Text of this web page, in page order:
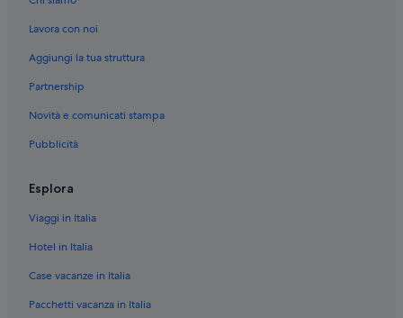
Lavora con noi
Aggiungi la tua struttura
Partnership
Novità e comunicati stampa
Pubblicità
Esplora
Viaggi in Italia
Hotel in Italia
Case vacanze in Italia
Pacchetti vacanza in Italia